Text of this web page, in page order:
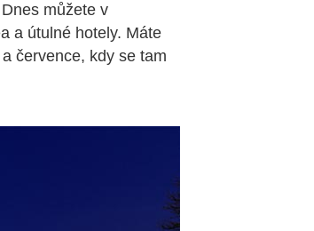
můžete v
a útulné hotely. Máte
července, kdy se tam